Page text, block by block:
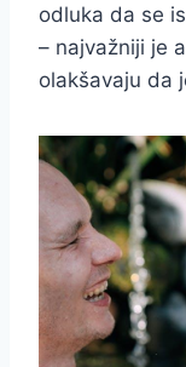
odluka da se
– najvažniji je
olakšavaju da